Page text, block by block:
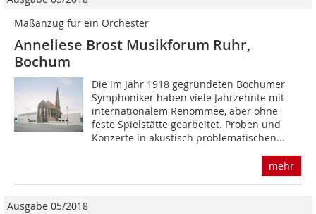
Maßanzug für ein Orchester
Anneliese Brost Musikforum Ruhr,
Bochum
Die im Jahr 1918 gegründeten Bochumer
Symphoniker haben viele Jahrzehnte mit
internationalem Renommee, aber ohne
feste Spielstätte gearbeitet. Proben und
Konzerte in akustisch problematischen...
mehr
Ausgabe 05/2018